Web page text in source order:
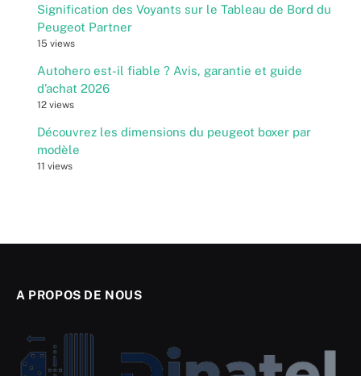
Signification des Voyants sur le Tableau de Bord du
Peugeot Partner
15 views
Autohero est-il fiable ? Avis, garantie et guide
d’achat 2026
12 views
Découvrez les dimensions du peugeot boxer par
modèle
11 views
A PROPOS DE NOUS